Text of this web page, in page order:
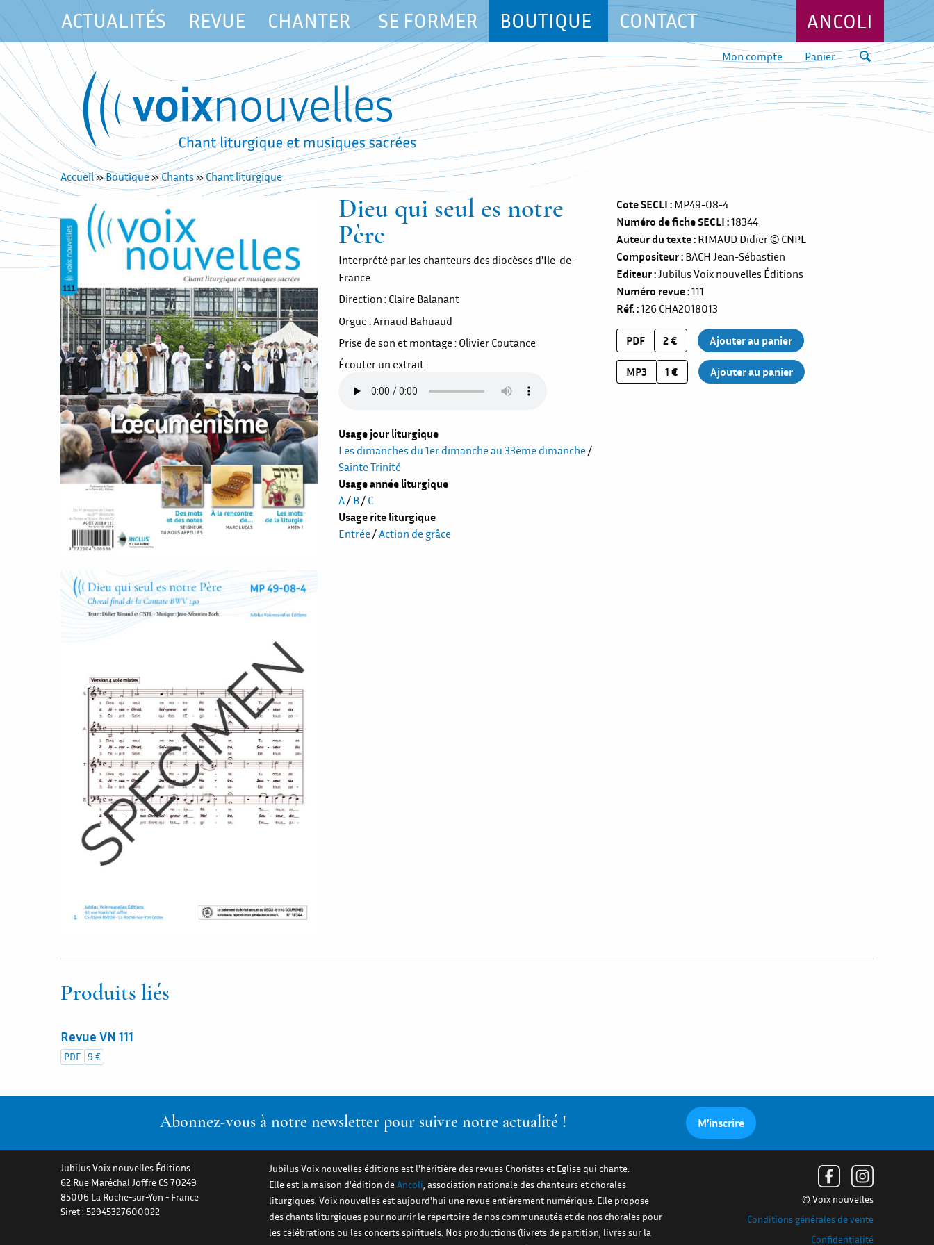
ACTUALITÉS REVUE CHANTER SE FORMER BOUTIQUE CONTACT ANCOLI
Mon compte Panier
Accueil»Boutique»Chants»Chant liturgique
Dieu qui seul es notre
Père
Interprété par les chanteurs des diocèses d'Ile-de-
France
Direction : Claire Balanant
Orgue : Arnaud Bahuaud
Prise de son et montage : Olivier Coutance
Écouter un extrait
Usage jour liturgique
Les dimanches du 1er dimanche au 33ème dimanche/
Sainte Trinité
Usage année liturgique
A/ B/ C
Usage rite liturgique
Entrée/Action de grâce
Cote SECLI MP49-08-4
Numéro de fiche SECLI 18344
Auteur du texte RIMAUD Didier© CNPL
Compositeur BACH Jean-Sébastien
Editeur Jubilus Voix nouvelles Éditions
Numéro revue 111
Réf. 126 CHA2018013
PDF 2 €
MP3 1 €
Produits liés
Revue VN 111
PDF 9 €
Abonnez-vous à notre newsletter pour suivre notre actualité ! M’inscrire
Jubilus Voix nouvelles Éditions
62 Rue Maréchal Joffre CS 70249
85006 La Roche-sur-Yon - France
Siret : 52945327600022
Jubilus Voix nouvelles éditions est l'héritière des revues Choristes et Eglise qui chante.
Elle est la maison d'édition deAncoli , association nationale des chanteurs et chorales
liturgiques. Voix nouvelles est aujourd'hui une revue entièrement numérique. Elle propose
des chants liturgiques pour nourrir le répertoire de nos communautés et de nos chorales pour
les célébrations ou les concerts spirituels. Nos productions (livrets de partition, livres sur la
© Voix nouvelles
Conditions générales de vente
Confidentialité